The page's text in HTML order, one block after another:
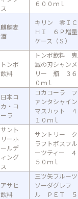
ス
６００ｍｌ
麒麟麦
酒
キリン 零ＩＣ
ＨＩ ６Ｐ増量
ケース（Ｓ）
トンボ
飲料
トンボ飲料 鬼
滅の刃シャンメ
リー 瓶 ３６
０ｍｌ
日本コ
カ・コ
ーラ
コカコーラ フ
ァンタシャイン
マスカット ４
１０ｍｌ
サント
リーホ
ールデ
ィング
ス
サントリー ク
ラフトボスフル
ーツティー ４
５０ｍｌ
アサヒ
飲料
三ツ矢フルーツ
ソーダグレフ
ル ＰＥＴ ５